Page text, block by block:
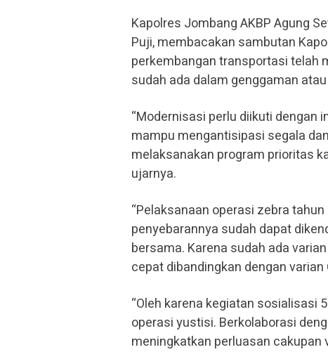
Kapolres Jombang AKBP Agung
Puji, membacakan sambutan
perkembangan transportasi telah
sudah ada dalam genggaman
“Modernisasi perlu diikuti dengan
mampu mengantisipasi segala
melaksanakan program prioritas
ujarnya.
“Pelaksanaan operasi zebra
penyebarannya sudah dapat
bersama. Karena sudah ada
cepat dibandingkan dengan varian
“Oleh karena kegiatan sosialisasi
operasi yustisi. Berkolaborasi
meningkatkan perluasan cakupan